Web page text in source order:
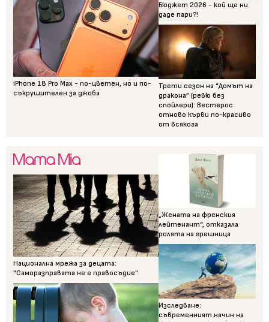
iPhone 18 Pro Max - по-цветен, но и по-
съкрушителен за джоба
Бюджет 2026 - кой ще ни
даде пари?!
Трети сезон на “Домът на
дракона” (ревю без
спойлери): Вестерос
отново кърви по-красиво
от всякога
Национална мрежа за децата:
"Саморазправата не е правосъдие"
„Жената на френския
лейтенант“, отказала
ролята на грешница
Изследване:
съвременният начин на